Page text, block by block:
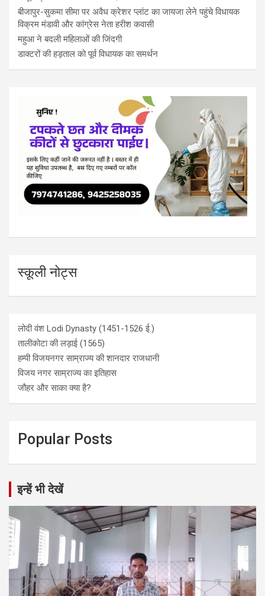
बीजापुर-सुकमा सीमा पर अवैध क्रेशर प्लांट का जायजा लेने पहुंचे विधायक
विक्रम मंडावी और कांग्रेस नेता हरीश कवासी
महुआ ने बदली महिलाओं की जिंदगी
डाक्टरों की हड़ताल को पूर्व विधायक का समर्थन
स्कूली नोट्स
लोदी वंश Lodi Dynasty (1451-1526 ई.)
तालीकोटा की लड़ाई (1565)
हम्पी विजयनगर साम्राज्य की शानदार राजधानी
विजय नगर साम्राज्य का इतिहास
जौहर और साका क्या है?
Popular Posts
इन्हें भी देखें